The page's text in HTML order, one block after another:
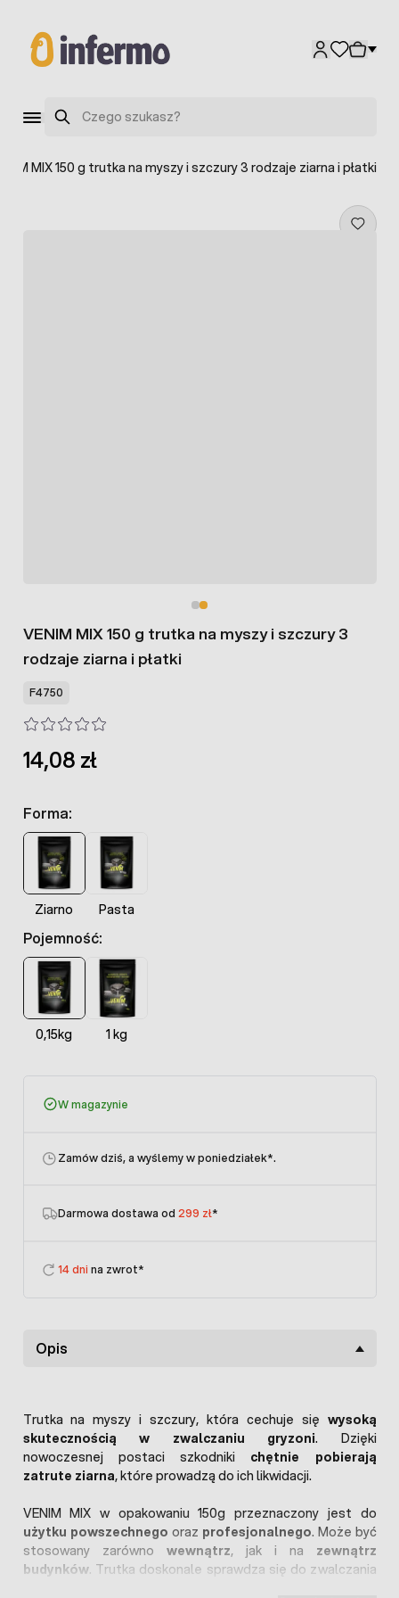
Szukaj
MIX 150 g trutka na myszy i szczury 3 rodzaje ziarna i płatki
VENIM MIX 150 g trutka na myszy i szczury 3
rodzaje ziarna i płatki
F4750
14,08 zł
Forma:
Ziarno Pasta
Pojemność:
0,15kg 1 kg
W magazynie
Zamów dziś, a wyślemy w poniedziałek*.
Darmowa dostawa od 299 zł*
14 dni na zwrot*
Opis
Trutka na myszy i szczury, która cechuje się wysoką
skutecznością w zwalczaniu gryzoni. Dzięki
nowoczesnej postaci szkodniki chętnie pobierają
zatrute ziarna, które prowadzą do ich likwidacji.
VENIM MIX w opakowaniu 150g przeznaczony jest do
użytku powszechnego oraz profesjonalnego. Może być
stosowany zarówno wewnątrz, jak i na zewnątrz
budynków. Trutka doskonale sprawdza się do zwalczania